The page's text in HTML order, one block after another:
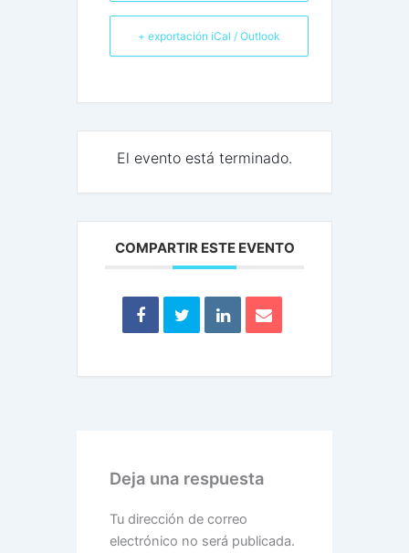
+ exportación iCal / Outlook
El evento está terminado.
COMPARTIR ESTE EVENTO
Deja una respuesta
Tu dirección de correo
electrónico no será publicada.